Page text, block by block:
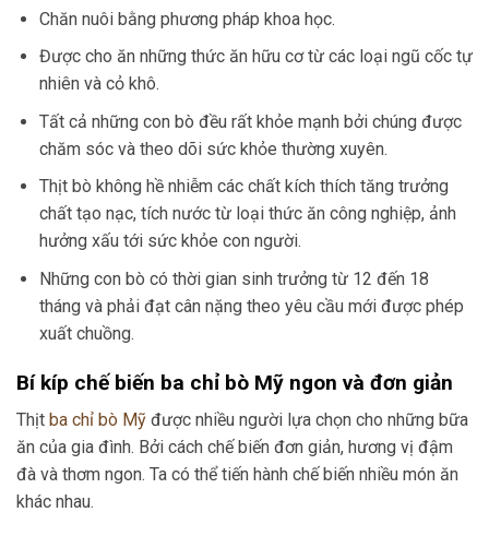
Chăn nuôi bằng phương pháp khoa học.
Được cho ăn những thức ăn hữu cơ từ các loại ngũ cốc tự
nhiên và cỏ khô.
Tất cả những con bò đều rất khỏe mạnh bởi chúng được
chăm sóc và theo dõi sức khỏe thường xuyên.
Thịt bò không hề nhiễm các chất kích thích tăng trưởng
chất tạo nạc, tích nước từ loại thức ăn công nghiệp, ảnh
hưởng xấu tới sức khỏe con người.
Những con bò có thời gian sinh trưởng từ 12 đến 18
tháng và phải đạt cân nặng theo yêu cầu mới được phép
xuất chuồng.
Bí kíp chế biến ba chỉ bò Mỹ ngon và đơn giản
Thịt ba chỉ bò Mỹ được nhiều người lựa chọn cho những bữa
ăn của gia đình. Bởi cách chế biến đơn giản, hương vị đậm
đà và thơm ngon. Ta có thể tiến hành chế biến nhiều món ăn
khác nhau.